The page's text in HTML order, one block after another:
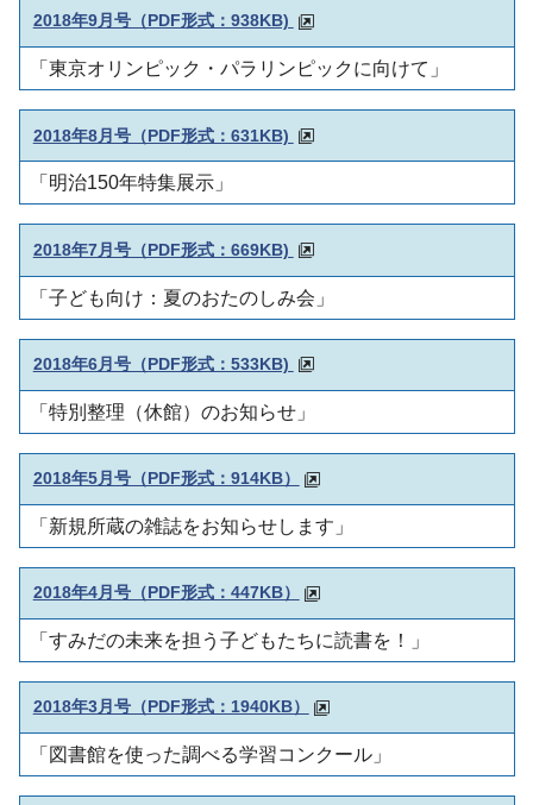
2018年9月号（PDF形式：938KB)
「東京オリンピック・パラリンピックに向けて」
2018年8月号（PDF形式：631KB)
「明治150年特集展示」
2018年7月号（PDF形式：669KB)
「子ども向け：夏のおたのしみ会」
2018年6月号（PDF形式：533KB)
「特別整理（休館）のお知らせ」
2018年5月号（PDF形式：914KB）
「新規所蔵の雑誌をお知らせします」
2018年4月号（PDF形式：447KB）
「すみだの未来を担う子どもたちに読書を！」
2018年3月号（PDF形式：1940KB）
「図書館を使った調べる学習コンクール」